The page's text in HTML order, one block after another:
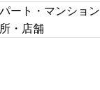
ート・マンショ
・店舗